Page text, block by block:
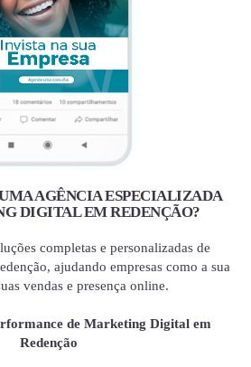
AGÊNCIA ESPECIALIZADA
DIGITAL EM REDENÇÃO?
completas e personalizadas de
ajudando empresas como a sua
vendas e presença online.
de Marketing Digital em
Redenção